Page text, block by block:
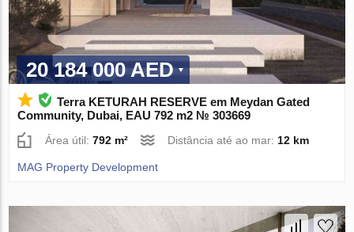
20 184 000 AED
Terra KETURAH RESERVE em Meydan Gated
Community, Dubai, EAU 792 m2 № 303669
Área útil:792 m² Distância até ao mar: 12 km
MAG Property Development